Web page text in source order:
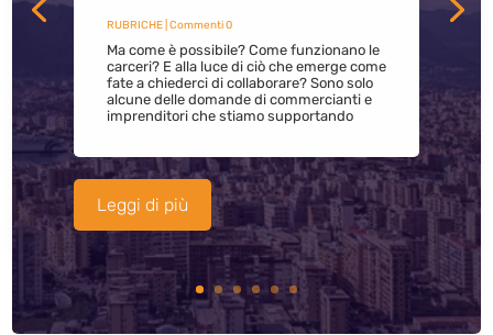
RUBRICHE| Commenti 0
Ma come è possibile? Come funzionano le
carceri? E alla luce di ciò che emerge come
fate a chiederci di collaborare? Sono solo
alcune delle domande di commercianti e
imprenditori che stiamo supportando
Leggi di più